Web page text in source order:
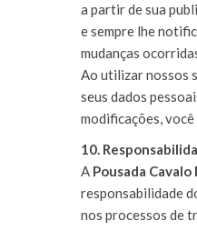
a partir de sua
e sempre lhe
mudanças
Ao utilizar nossos
seus dados
modificações,
10.
A Pousada
responsabilidade
nos processos de